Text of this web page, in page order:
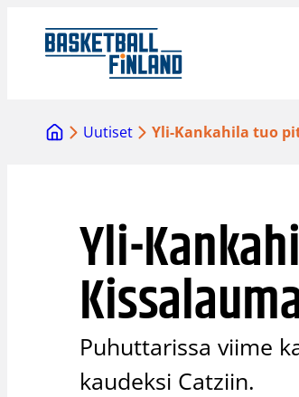
sisältöön
Uutiset Yli-Kankahila tuo
Yli-
Puhuttarissa viime
kaudeksi Catziin.